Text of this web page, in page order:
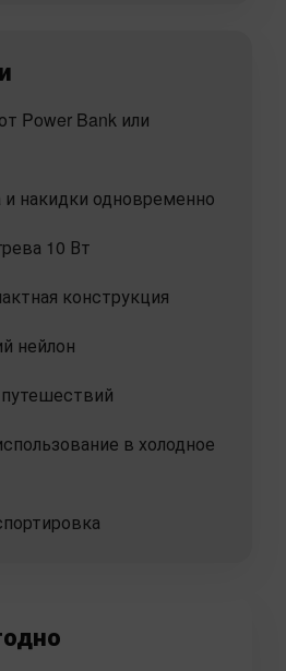
Power Bank или
накидки одновременно
10 Вт
конструкция
нейлон
в холодное